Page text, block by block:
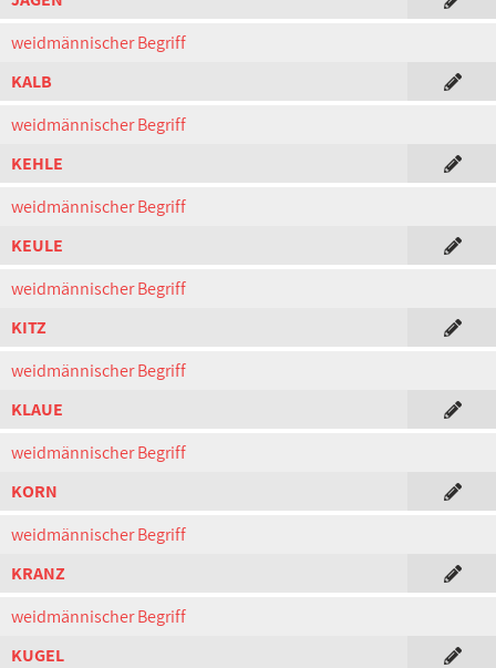
weidmännischer Begriff
KALB
weidmännischer Begriff
KEHLE
weidmännischer Begriff
KEULE
weidmännischer Begriff
KITZ
weidmännischer Begriff
KLAUE
weidmännischer Begriff
KORN
weidmännischer Begriff
KRANZ
weidmännischer Begriff
KUGEL